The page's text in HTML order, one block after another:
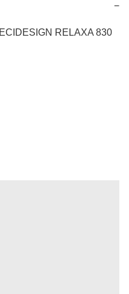
−
RELAXA 830